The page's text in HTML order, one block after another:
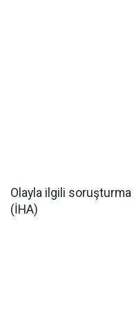
Olayla ilgili soruşturma
(İHA)